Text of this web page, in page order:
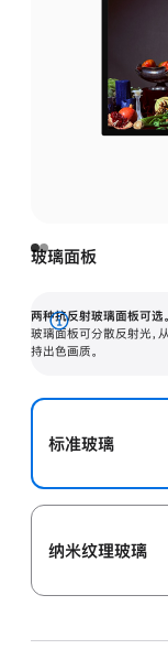
玻璃面板
两种抗反射玻璃面板可选。
玻璃面板可分散反射光，
持出色画质。
展
开
标准玻璃
纳米纹理玻璃